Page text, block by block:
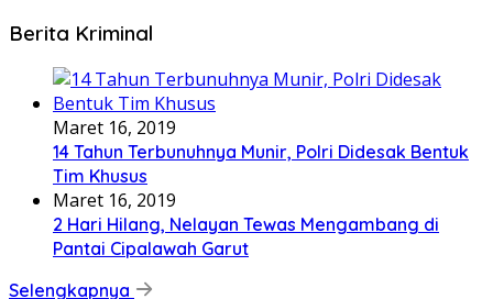
Berita Kriminal
Maret 16, 2019
14 Tahun Terbunuhnya Munir, Polri Didesak Bentuk
Tim Khusus
Maret 16, 2019
2 Hari Hilang, Nelayan Tewas Mengambang di
Pantai Cipalawah Garut
Selengkapnya